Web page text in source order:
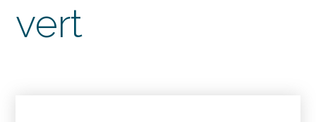
vert